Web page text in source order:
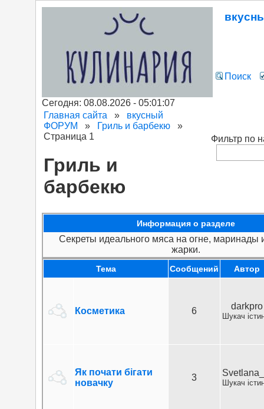
Поиск
Сегодня: 08.08.2026 - 05:01:07
Главная сайта
» вкусный
ФОРУМ
» Гриль и барбекю
»
Страница 1
Гриль и
барбекю
Фильтр по
Информация о разделе
Секреты идеального мяса на огне, маринады
жарки.
Тема Cообщений Автор
Косметика 6 darkpro
Шукач
Як почати бігати
новачку
3
Шукач